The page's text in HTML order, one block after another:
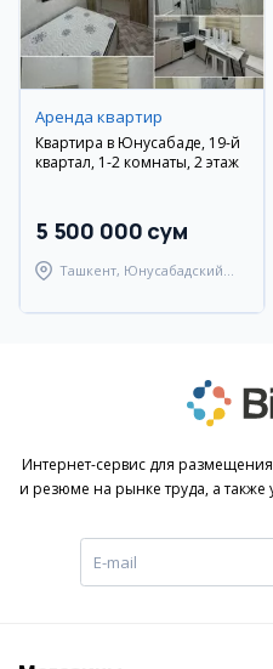
Аренда квартир
Квартира в Юнусабаде, 19-й
квартал, 1-2 комнаты, 2 этаж
5 500 000 сум
Ташкент, Юнусабадский
Интернет-сервис для
и резюме на рынке труда, а также